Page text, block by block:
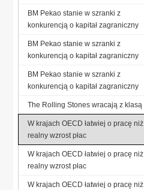
BM Pekao stanie w szranki z
konkurencją o kapitał zagraniczny
BM Pekao stanie w szranki z
konkurencją o kapitał zagraniczny
BM Pekao stanie w szranki z
konkurencją o kapitał zagraniczny
The Rolling Stones wracają z klasą
W krajach OECD łatwiej o pracę
realny wzrost płac
W krajach OECD łatwiej o pracę
realny wzrost płac
W krajach OECD łatwiej o pracę